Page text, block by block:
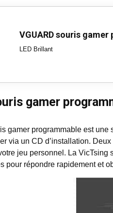
VGUARD souris
LED Brillant
gamer
gamer programmable est
via un CD d’installation.
jeu personnel. La VicTsing
pour répondre rapidement et